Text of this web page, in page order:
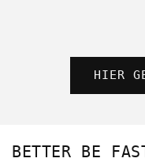
HIER
BETTER BE